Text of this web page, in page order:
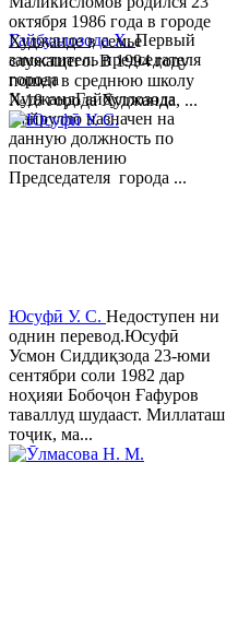
Гайбуллозода Х.Первый
заместитель председателя
города
ХуджандГайбуллозода
Хайрулло назначен на
данную должность по
постановлению
Председателя города ...
октября 1986 года в городе
Худжанде в семье
служащего. В 1994 году
пошел в среднюю школу
№18 города Худжанда, ...
Юсуфӣ У. C. Недоступен ни
однин перевод.Юсуфӣ
Усмон Сиддиқзода 23-юми
сентябри соли 1982 дар
ноҳияи Бобоҷон Ғафуров
таваллуд шудааст. Миллаташ
тоҷик, ма...